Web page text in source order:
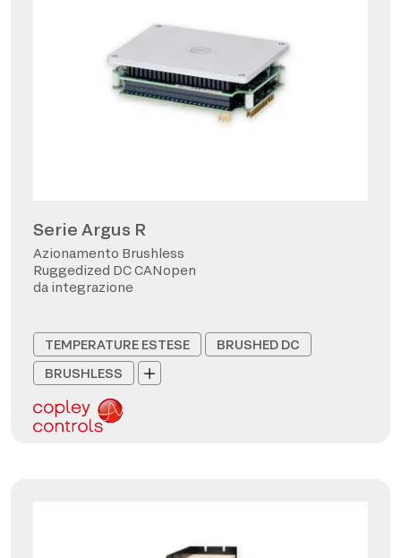
Serie Argus R
Azionamento Brushless
Ruggedized DC CANopen
da integrazione
TEMPERATURE ESTESE
BRUSHED DC
BRUSHLESS